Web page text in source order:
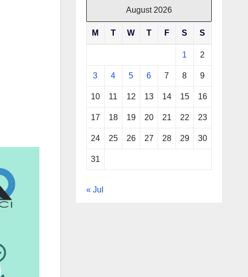
August 2026
M T W T F S S
1 2
3 4 5 6 7 8 9
10 11 12 13 14 15 16
17 18 19 20 21 22 23
24 25 26 27 28 29 30
31
« Jul